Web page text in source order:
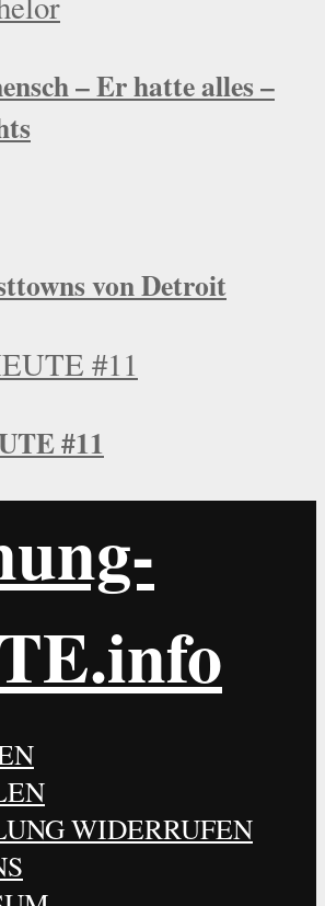
– Er hatte alles –
von Detroit
#11
WIDERRUFEN